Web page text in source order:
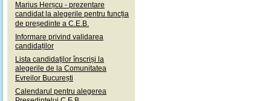
Marius Herșcu - prezentare
candidat la alegerile pentru funcția
de președinte a C.E.B.
Informare privind validarea
candidaților
Lista candidaților înscriși la
alegerile de la Comunitatea
Evreilor București
Calendarul pentru alegerea